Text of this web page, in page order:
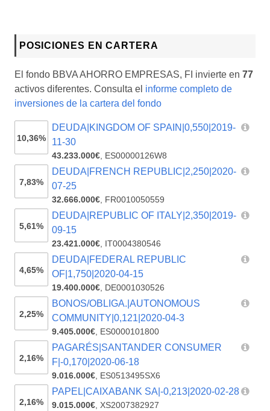
POSICIONES EN CARTERA
El fondo BBVA AHORRO EMPRESAS, FI invierte en 77
activos diferentes. Consulta el informe completo de
inversiones de la cartera del fondo
10,36%
DEUDA|KINGDOM OF SPAIN|0,550|2019-
11-30
43.233.000€, ES00000126W8
7,83%
DEUDA|FRENCH REPUBLIC|2,250|2020-
07-25
32.666.000€, FR0010050559
5,61%
DEUDA|REPUBLIC OF ITALY|2,350|2019-
09-15
23.421.000€, IT0004380546
4,65%
DEUDA|FEDERAL REPUBLIC
OF|1,750|2020-04-15
19.400.000€, DE0001030526
2,25%
BONOS/OBLIGA.|AUTONOMOUS
COMMUNITY|0,121|2020-04-3
9.405.000€, ES0000101800
2,16%
PAGARÉS|SANTANDER CONSUMER
F|-0,170|2020-06-18
9.016.000€, ES0513495SX6
2,16%
PAPEL|CAIXABANK SA|-0,213|2020-02-28
9.015.000€,XS2007382927